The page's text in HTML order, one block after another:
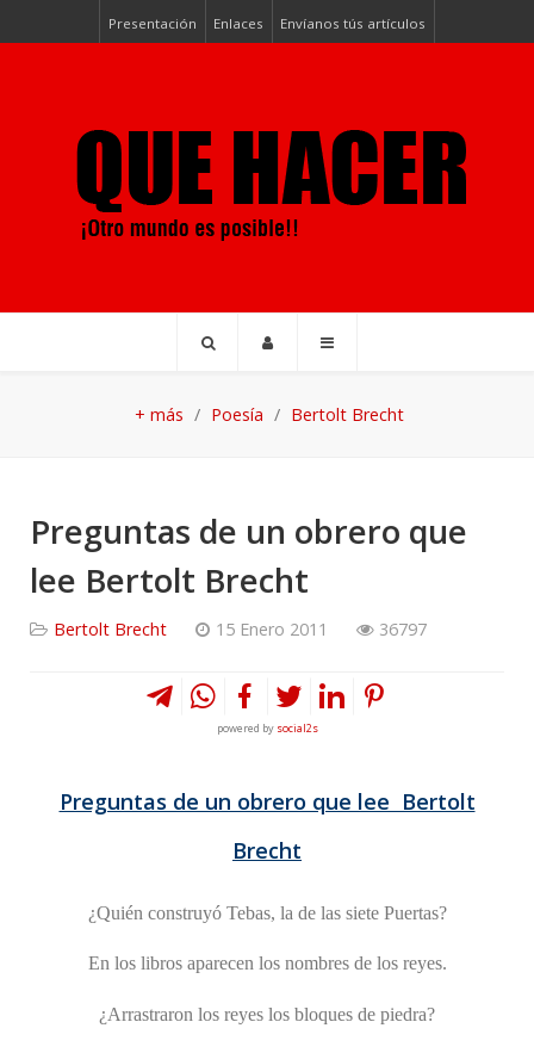
Presentación Enlaces Envíanos tús artículos
+ más Poesía Bertolt Brecht
Preguntas de un obrero que
lee Bertolt Brecht
Bertolt Brecht 15 Enero 2011 36797
powered by social2s
Preguntas de un obrero que lee Bertolt
Brecht
¿Quién construyó Tebas, la de las siete Puertas?
En los libros aparecen los nombres de los reyes.
¿Arrastraron los reyes los bloques de piedra?